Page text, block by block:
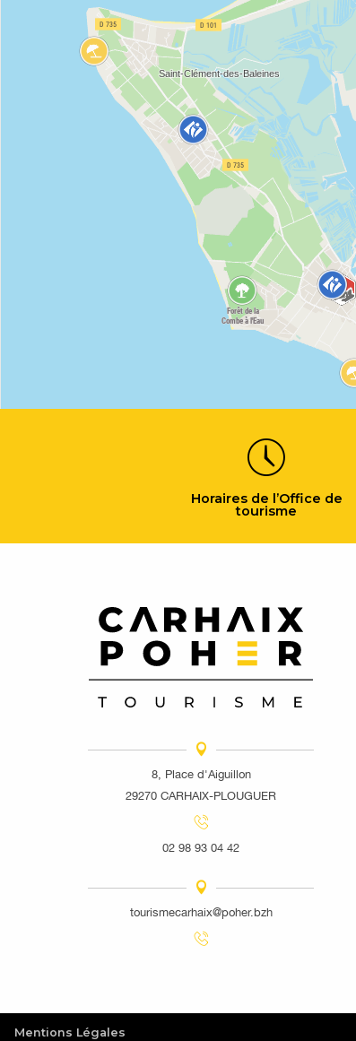
Horaires de l’Office de
tourisme
8, Place d'Aiguillon
29270 CARHAIX-PLOUGUER
02 98 93 04 42
tourismecarhaix@poher.bzh
Mentions Légales